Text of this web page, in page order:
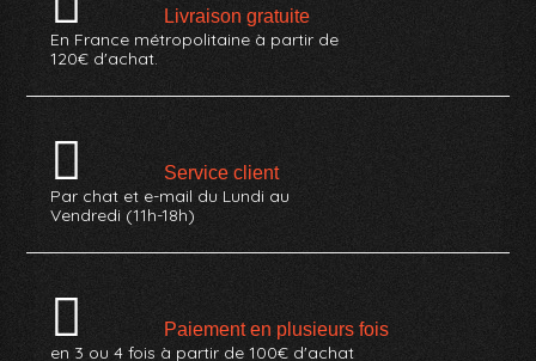
Livraison gratuite
En France métropolitaine à partir de
120€ d'achat.
Service client
Par chat et e-mail du Lundi au
Vendredi (11h-18h)
Paiement en plusieurs fois
en 3 ou 4 fois à partir de 100€ d'achat